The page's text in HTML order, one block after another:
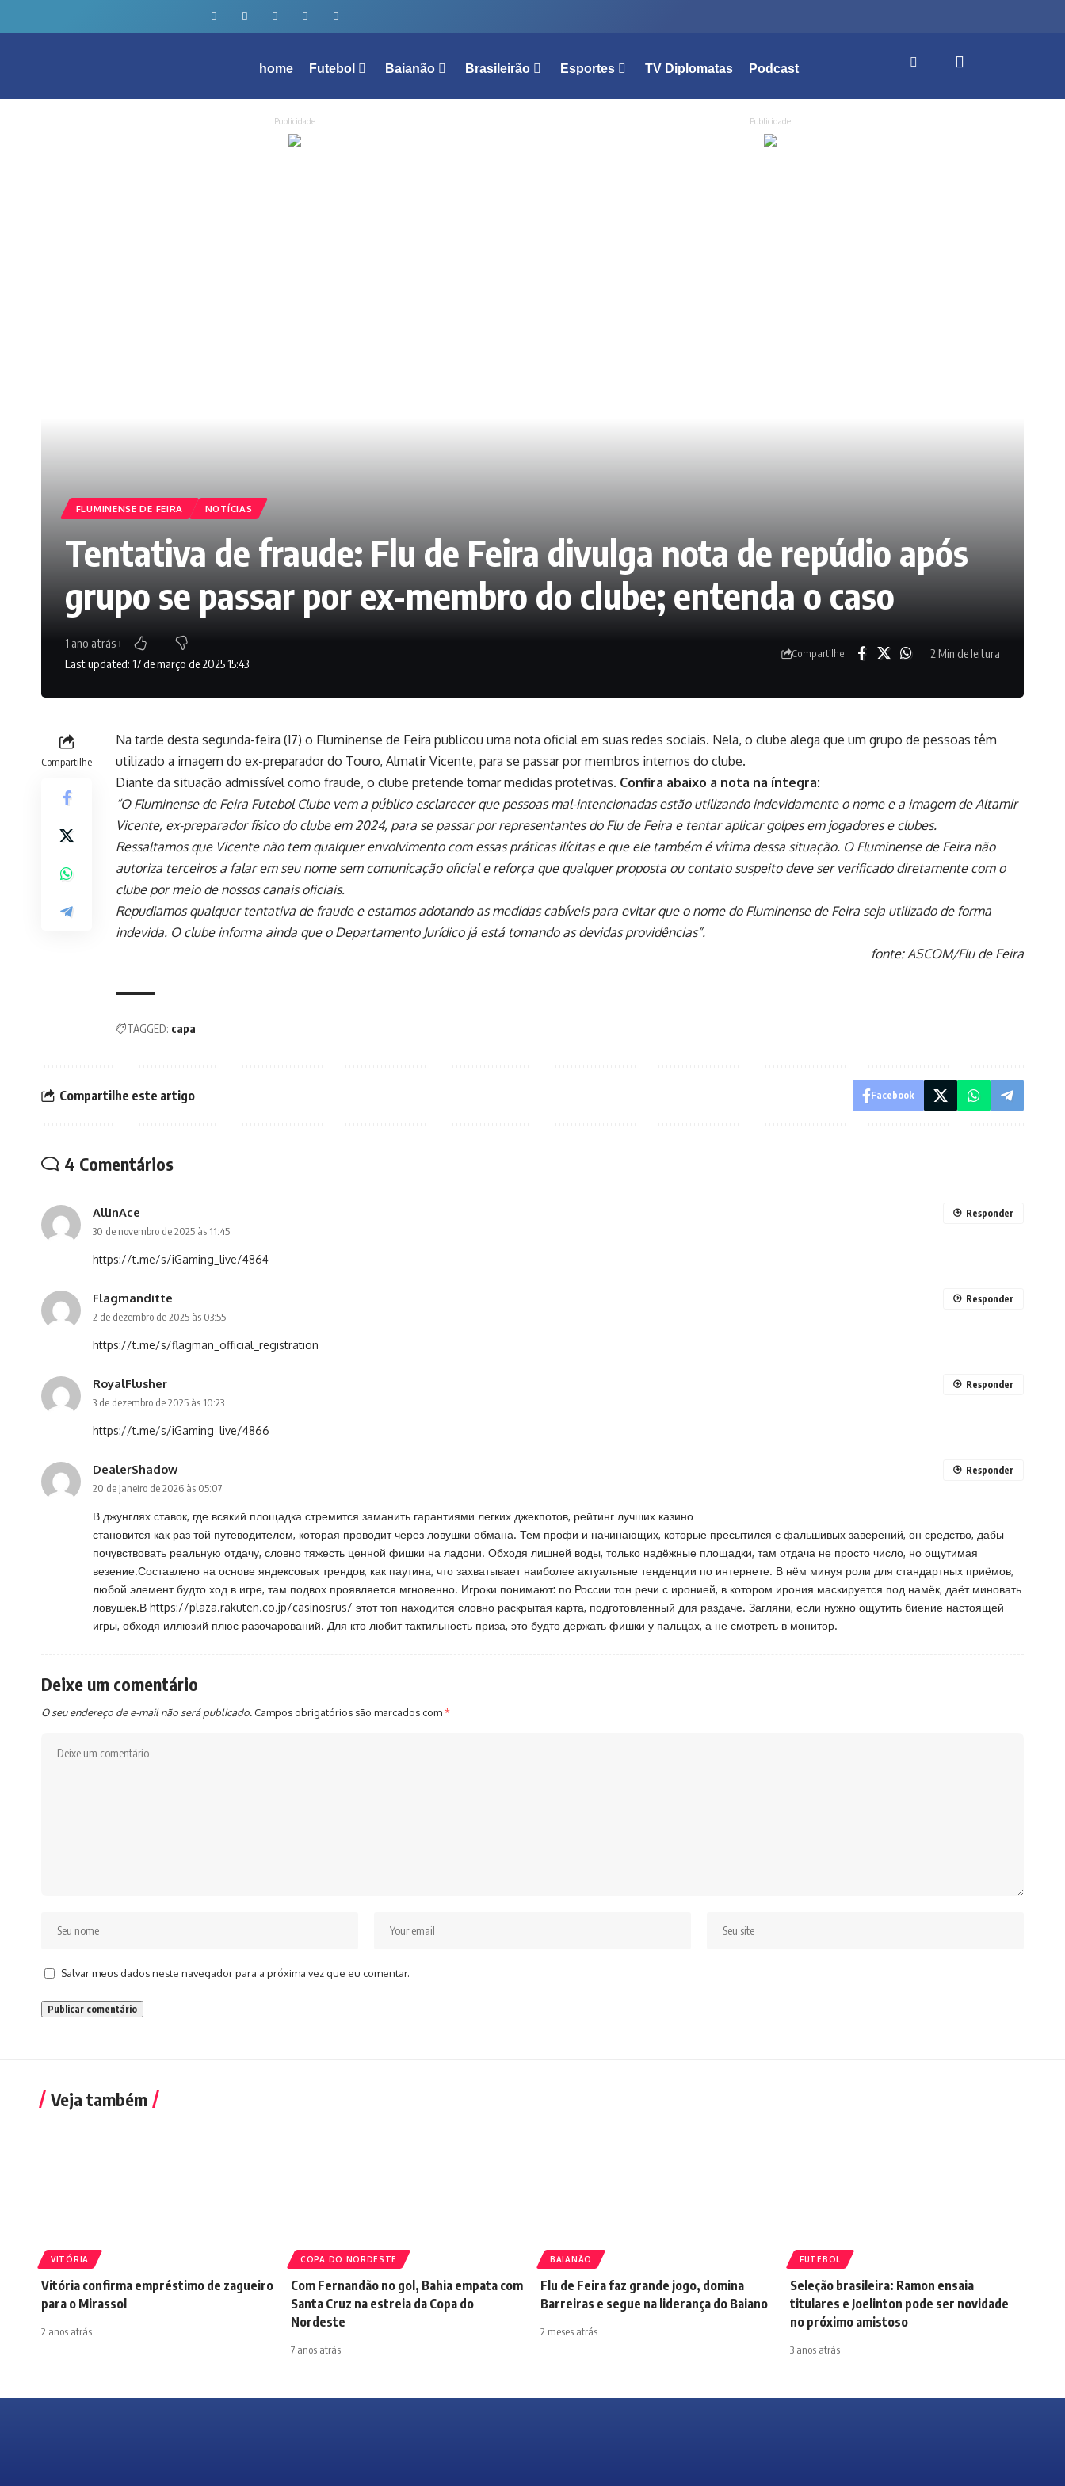
home Futebol Baianão Brasileirão Esportes TV Diplomatas Podcast
Publicidade Publicidade
FLUMINENSE DE FEIRA NOTÍCIAS
Tentativa de fraude: Flu de Feira divulga nota de repúdio após
grupo se passar por ex-membro do clube; entenda o caso
Last updated: 17 de março de 2025 15:43
1 ano atrás
Compartilhe 2 Min de leitura
Compartilhe
Na tarde desta segunda-feira (17) o Fluminense de Feira publicou uma nota oficial em suas redes sociais. Nela, o clube alega que um grupo de pessoas têm
utilizado a imagem do ex-preparador do Touro, Almatir Vicente, para se passar por membros internos do clube.
Diante da situação admissível como fraude, o clube pretende tomar medidas protetivas. Confira abaixo a nota na íntegra:
“O Fluminense de Feira Futebol Clube vem a público esclarecer que pessoas mal-intencionadas estão utilizando indevidamente o nome e a imagem de Altamir
Vicente, ex-preparador físico do clube em 2024, para se passar por representantes do Flu de Feira e tentar aplicar golpes em jogadores e clubes.
Ressaltamos que Vicente não tem qualquer envolvimento com essas práticas ilícitas e que ele também é vítima dessa situação. O Fluminense de Feira não
autoriza terceiros a falar em seu nome sem comunicação oficial e reforça que qualquer proposta ou contato suspeito deve ser verificado diretamente com o
clube por meio de nossos canais oficiais.
Repudiamos qualquer tentativa de fraude e estamos adotando as medidas cabíveis para evitar que o nome do Fluminense de Feira seja utilizado de forma
indevida. O clube informa ainda que o Departamento Jurídico já está tomando as devidas providências”.
fonte: ASCOM/Flu de Feira
TAGGED: capa
Compartilhe este artigo Facebook
4 Comentários
AllInAce
30 de novembro de 2025 às 11:45
https://t.me/s/iGaming_live/4864
Responder
Flagmanditte
2 de dezembro de 2025 às 03:55
https://t.me/s/flagman_official_registration
Responder
RoyalFlusher
3 de dezembro de 2025 às 10:23
https://t.me/s/iGaming_live/4866
Responder
DealerShadow
20 de janeiro de 2026 às 05:07
В джунглях ставок, где всякий площадка стремится заманить гарантиями легких джекпотов, рейтинг лучших казино
становится как раз той путеводителем, которая проводит через ловушки обмана. Тем профи и начинающих, которые пресытился с фальшивых заверений, он средство, дабы
почувствовать реальную отдачу, словно тяжесть ценной фишки на ладони. Обходя лишней воды, только надёжные площадки, там отдача не просто число, но ощутимая
везение.Составлено на основе яндексовых трендов, как паутина, что захватывает наиболее актуальные тенденции по интернете. В нём минуя роли для стандартных приёмов,
любой элемент будто ход в игре, там подвох проявляется мгновенно. Игроки понимают: по России тон речи с иронией, в котором ирония маскируется под намёк, даёт миновать
ловушек.В https://plaza.rakuten.co.jp/casinosrus/ этот топ находится словно раскрытая карта, подготовленный для раздаче. Загляни, если нужно ощутить биение настоящей
игры, обходя иллюзий плюс разочарований. Для кто любит тактильность приза, это будто держать фишки у пальцах, а не смотреть в монитор.
Responder
Deixe um comentário
O seu endereço de e-mail não será publicado. Campos obrigatórios são marcados com*
Salvar meus dados neste navegador para a próxima vez que eu comentar.
Veja também
VITÓRIA
Vitória confirma empréstimo de zagueiro
para o Mirassol
2 anos atrás
COPA DO NORDESTE
Com Fernandão no gol, Bahia empata com
Santa Cruz na estreia da Copa do
Nordeste
7 anos atrás
BAIANÃO
Flu de Feira faz grande jogo, domina
Barreiras e segue na liderança do Baiano
2 meses atrás
FUTEBOL
Seleção brasileira: Ramon ensaia
titulares e Joelinton pode ser novidade
no próximo amistoso
3 anos atrás